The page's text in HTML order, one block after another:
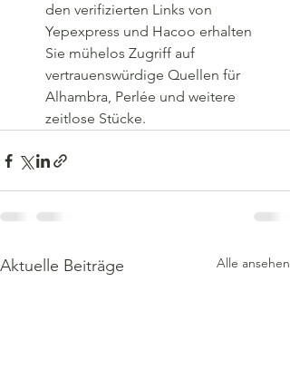
den verifizierten Links von
Yepexpress und Hacoo erhalten
Sie mühelos Zugriff auf
vertrauenswürdige Quellen für
Alhambra, Perlée und weitere
zeitlose Stücke.
Aktuelle Beiträge Alle ansehen